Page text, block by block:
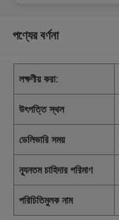
পণ্যের বর্ণনা
লক্ষণীয় করা:
উৎপত্তি স্থল
ডেলিভারি সময়
ন্যূনতম চাহিদার পরিমাণ
পরিচিতিমুলক নাম